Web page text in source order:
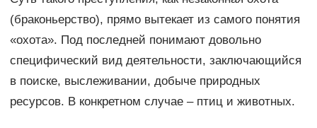
(браконьерство), прямо вытекает из самого понятия
«охота». Под последней понимают довольно
специфический вид деятельности, заключающийся
в поиске, выслеживании, добыче природных
ресурсов. В конкретном случае – птиц и животных.